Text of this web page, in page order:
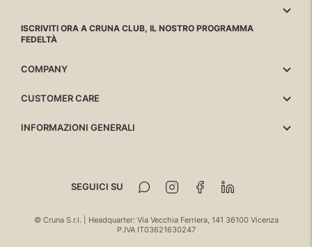
ISCRIVITI ORA A CRUNA CLUB, IL NOSTRO PROGRAMMA
FEDELTÀ
COMPANY
CUSTOMER CARE
INFORMAZIONI GENERALI
SEGUICI SU
© Cruna S.r.l. | Headquarter: Via Vecchia Ferriera, 141 36100 Vicenza
P.IVA IT03621630247